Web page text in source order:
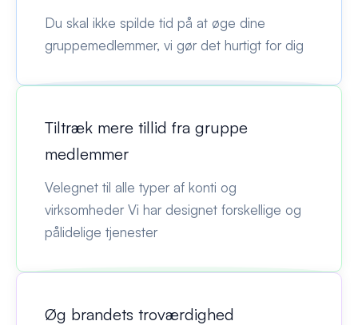
Du skal ikke spilde tid på at øge dine
gruppemedlemmer, vi gør det hurtigt for dig
Tiltræk mere tillid fra gruppe
medlemmer
Velegnet til alle typer af konti og
virksomheder Vi har designet forskellige og
pålidelige tjenester
Øg brandets troværdighed